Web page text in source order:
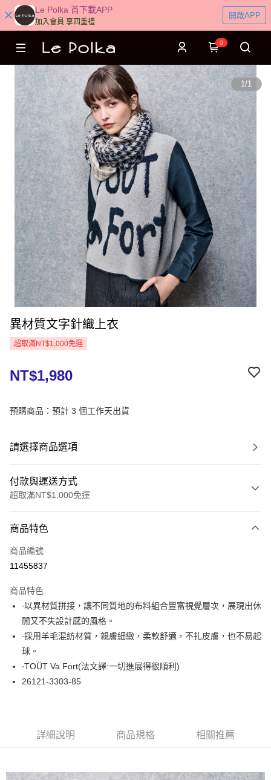
Le Polka 首下載APP
加入會員 享四重禮
開啟APP
0
1/1
異材質文字針織上衣
超取滿NT$1,000免運
NT$1,980
預購商品：預計 3 個工作天出貨
請選擇商品選項
付款與運送方式
超取滿NT$1,000免運
信用卡一次付款
超商取貨付款
Apple Pay
悠遊付
大哥付你分期
相關說明
1.本服務由台灣大哥大提供，台灣大哥大用戶可立即使用無須另外申請。
3.實際核准額度、可分期數及費用金額請依後續交易確認頁面所載為準。
4.訂單成立30分鐘內，如未前往確認交易或遇審核未通過，訂單將自動取
【繳款方式說明】
ATM付款
全家取貨付款
付款後全家取貨
商品特色
商品編號
11455837
商品特色
∙以異材質拼接，讓不同質地的布料組合豐富視覺層次，展現出休
閒又不失設計感的風格。
∙採用羊毛混紡材質，親膚細緻，柔軟舒適，不扎皮膚，也不易起
球。
∙TOÜT Va Fort(法文譯:一切進展得很順利)
26121-3303-85
詳細說明 商品規格 相關推薦